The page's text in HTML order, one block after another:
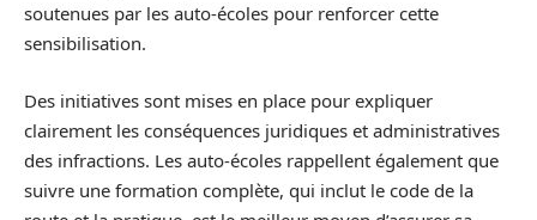
soutenues par les auto-écoles pour renforcer cette
sensibilisation.
Des initiatives sont mises en place pour expliquer
clairement les conséquences juridiques et administratives
des infractions. Les auto-écoles rappellent également que
suivre une formation complète, qui inclut le code de la